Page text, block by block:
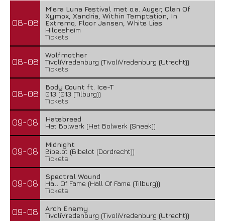
08-08
M'era Luna Festival met o.a. Auger, Clan Of
Xymox, Xandria, Within Temptation, In
Extremo, Floor Jansen, White Lies
Hildesheim
Tickets
08-08
Wolfmother
TivoliVredenburg (TivoliVredenburg (Utrecht))
Tickets
08-08
Body Count ft. Ice-T
013 (013 (Tilburg))
Tickets
09-08
Hatebreed
Het Bolwerk (Het Bolwerk (Sneek))
09-08
Midnight
Bibelot (Bibelot (Dordrecht))
Tickets
09-08
Spectral Wound
Hall Of Fame (Hall Of Fame (Tilburg))
Tickets
09-08
Arch Enemy
TivoliVredenburg (TivoliVredenburg (Utrecht))